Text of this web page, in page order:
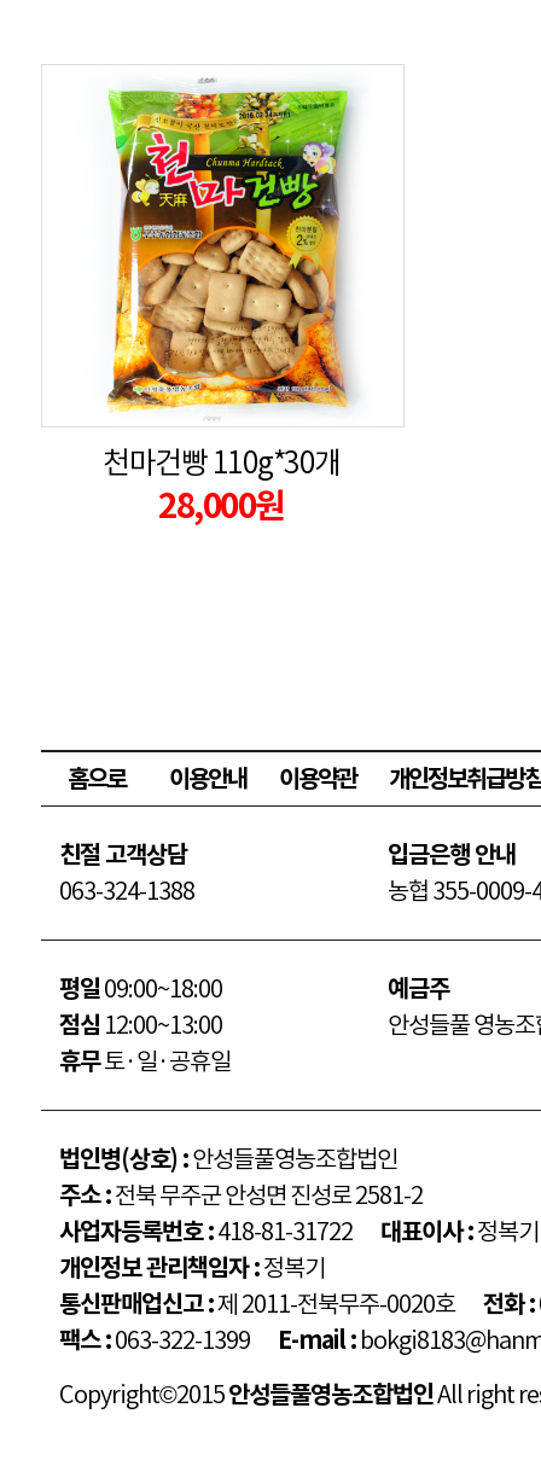
천마건빵 110g*30개
28,000원
홈으로 이용안내 이용약관 개인정보취급방
친절 고객상담
063-324-1388
입금은행 안내
농협 355-0009-
평일09:00~18:00
점심 12:00~13:00
휴무토·일·공휴일
예금주
안성들풀 영농
법인병(상호) :안성들풀영농조합법인
주소 :전북 무주군 안성면 진성로 2581-2
사업자등록번호 :418-81-31722 대표이사 :정복기
개인정보 관리책임자 :정복기
통신판매업신고 :제 2011-전북무주-0020호 전화 :
팩스 :063-322-1399 E-mail :
Copyright©2015안성들풀영농조합법인All right